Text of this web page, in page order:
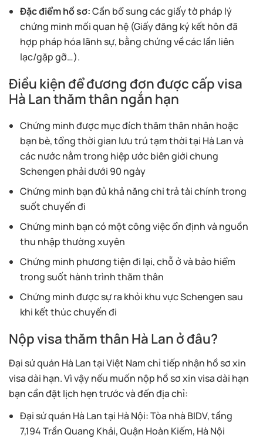
Đặc điểm hồ sơ:Cần bổ sung các giấy tờ pháp lý
chứng minh mối quan hệ (Giấy đăng ký kết hôn đã
hợp pháp hóa lãnh sự, bằng chứng về các lần liên
lạc/gặp gỡ…).
Điều kiện để đương đơn được cấp visa
Hà Lan thăm thân ngắn hạn
Chứng minh được mục đích thăm thân nhân hoặc
bạn bè, tổng thời gian lưu trú tạm thời tại Hà Lan và
các nước nằm trong hiệp ước biên giới chung
Schengen phải dưới 90 ngày
Chứng minh bạn đủ khả năng chi trả tài chính trong
suốt chuyến đi
Chứng minh bạn có một công việc ổn định và nguồn
thu nhập thường xuyên
Chứng minh phương tiện đi lại, chỗ ở và bảo hiểm
trong suốt hành trình thăm thân
Chứng minh được sự ra khỏi khu vực Schengen sau
khi kết thúc chuyến đi
Nộp visa thăm thân Hà Lan ở đâu?
Đại sứ quán Hà Lan tại Việt Nam chỉ tiếp nhận hồ sơ xin
visa dài hạn. Vì vậy nếu muốn nộp hồ sơ xin visa dài hạn
bạn cần đặt lịch hẹn trước và đến địa chỉ:
Đại sứ quán Hà Lan tại Hà Nội: Tòa nhà BIDV, tầng
7,194 Trần Quang Khải, Quận Hoàn Kiếm, Hà Nội